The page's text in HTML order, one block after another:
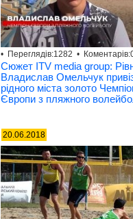
• Переглядів:1282 •
Сюжет ITV media group:
Владислав Омельчук
рідного міста золото
Європи з пляжного
20.06.2018